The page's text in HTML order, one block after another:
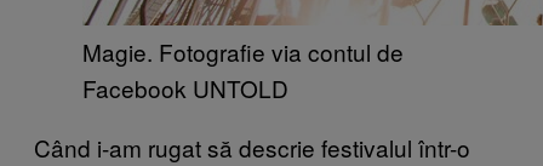
Magie. Fotografie via contul de
Facebook UNTOLD
Când i-am rugat să descrie festivalul într-o